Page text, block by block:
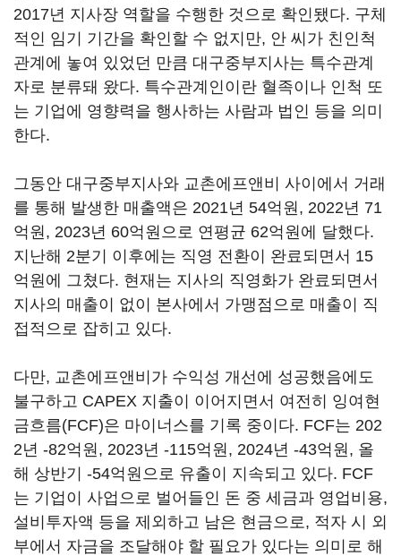
2017년 지사장 역할을 수행한 것으로 확인됐다. 구체
적인 임기 기간을 확인할 수 없지만, 안 씨가 친인척
관계에 놓여 있었던 만큼 대구중부지사는 특수관계
자로 분류돼 왔다. 특수관계인이란 혈족이나 인척 또
는 기업에 영향력을 행사하는 사람과 법인 등을 의미
한다.
그동안 대구중부지사와 교촌에프앤비 사이에서 거래
를 통해 발생한 매출액은 2021년 54억원, 2022년 71
억원, 2023년 60억원으로 연평균 62억원에 달했다.
지난해 2분기 이후에는 직영 전환이 완료되면서 15
억원에 그쳤다. 현재는 지사의 직영화가 완료되면서
지사의 매출이 없이 본사에서 가맹점으로 매출이 직
접적으로 잡히고 있다.
다만, 교촌에프앤비가 수익성 개선에 성공했음에도
불구하고 CAPEX 지출이 이어지면서 여전히 잉여현
금흐름(FCF)은 마이너스를 기록 중이다. FCF는 202
2년 -82억원, 2023년 -115억원, 2024년 -43억원, 올
해 상반기 -54억원으로 유출이 지속되고 있다. FCF
는 기업이 사업으로 벌어들인 돈 중 세금과 영업비용,
설비투자액 등을 제외하고 남은 현금으로, 적자 시 외
부에서 자금을 조달해야 할 필요가 있다는 의미로 해